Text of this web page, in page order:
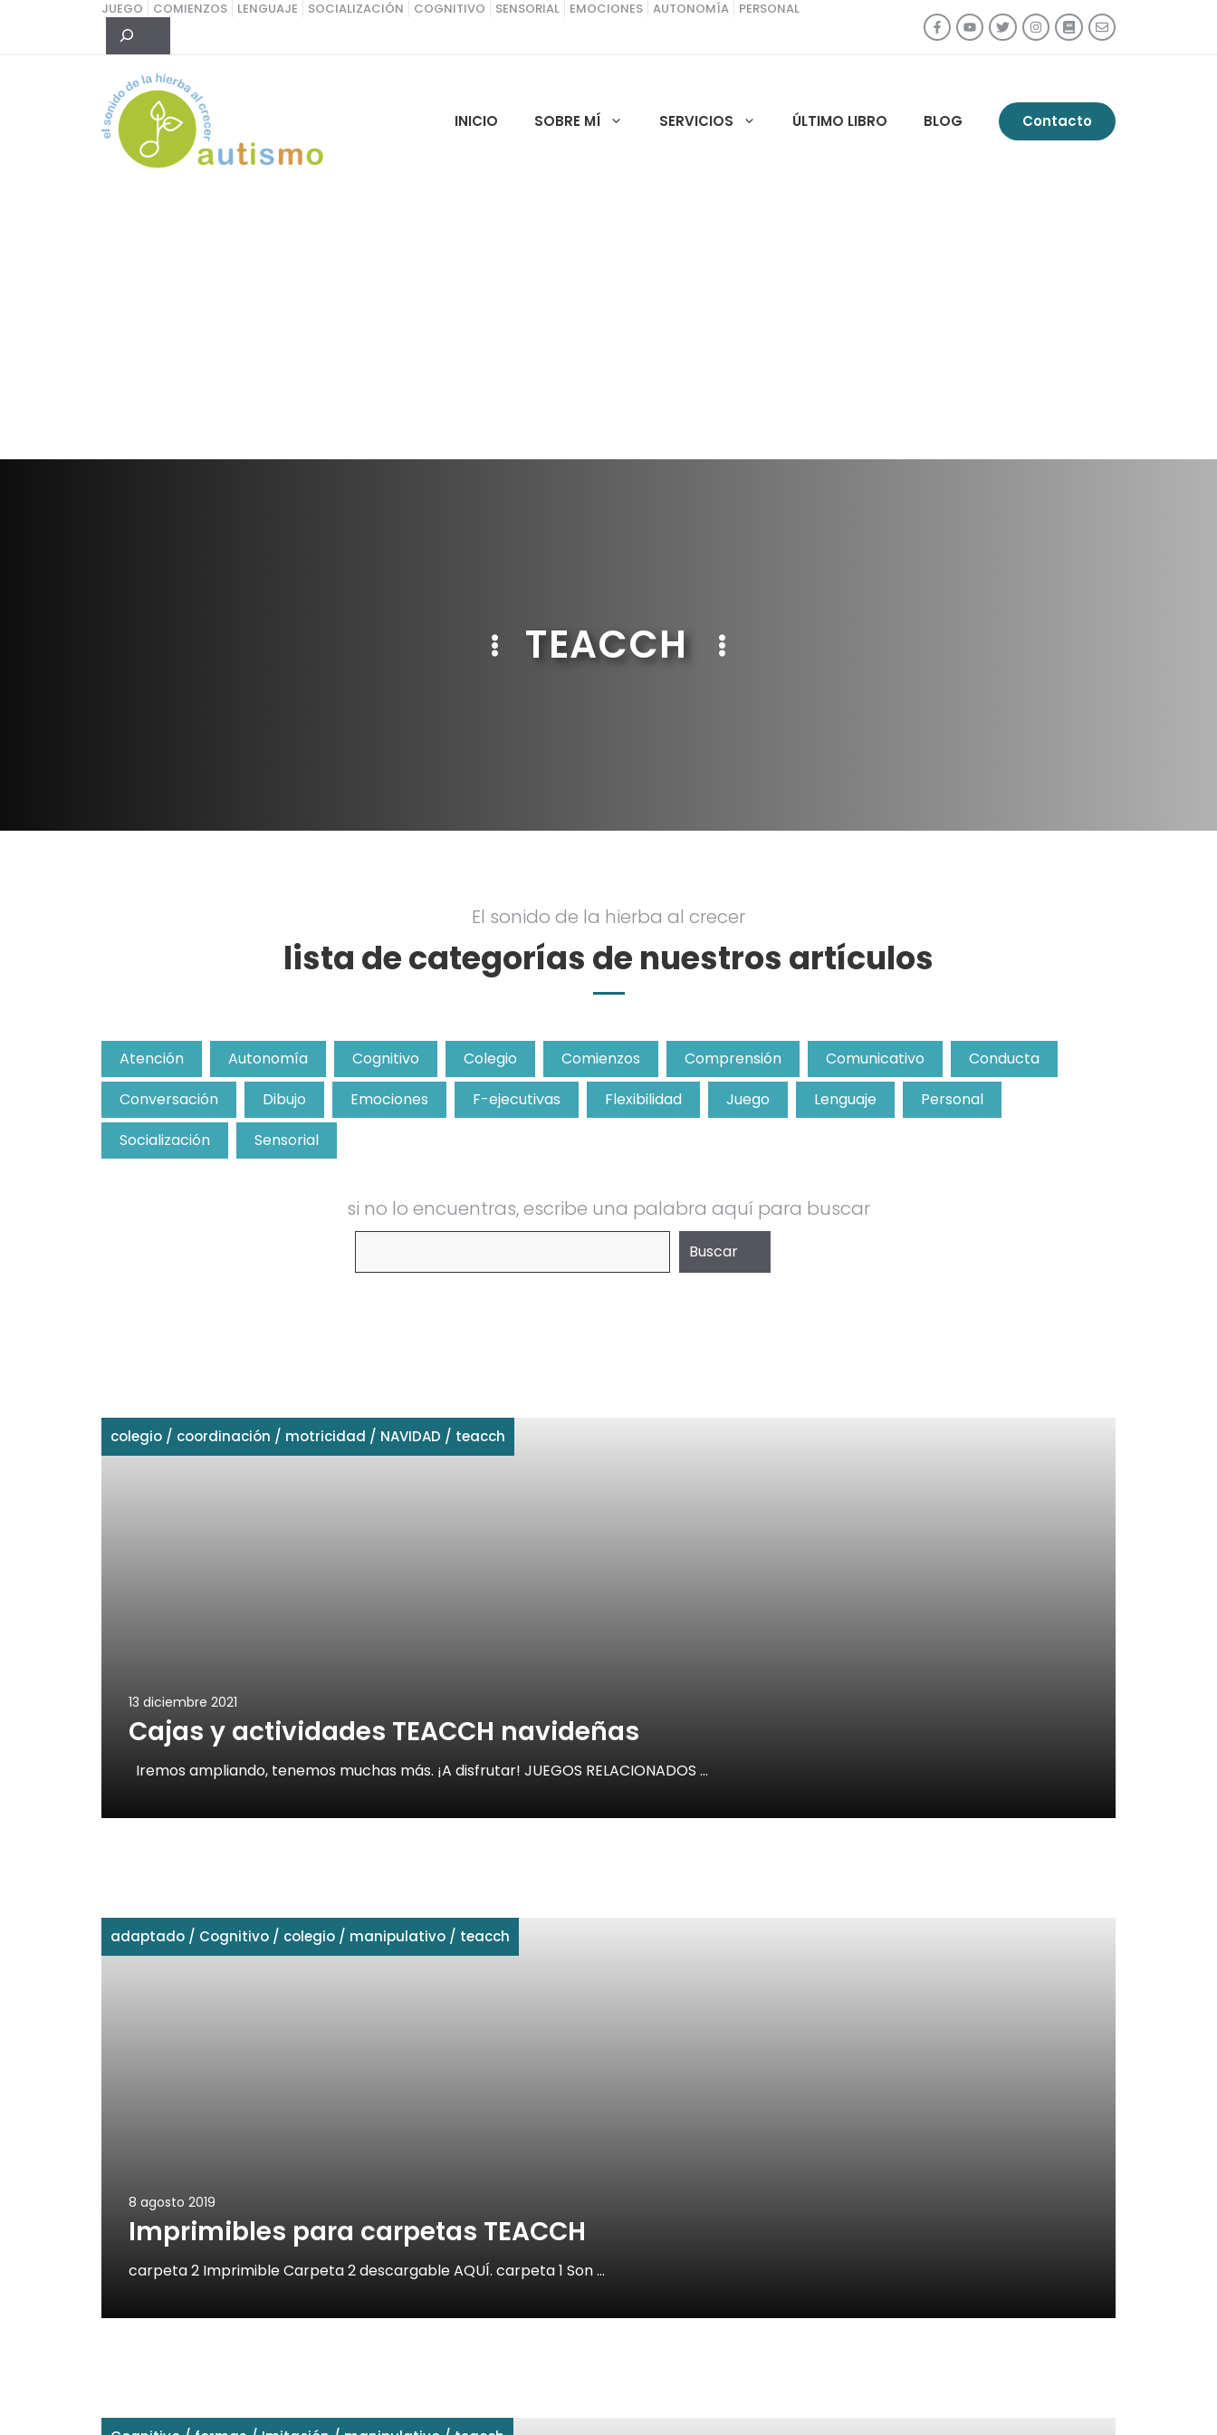
contenido
JUEGO COMIENZOS LENGUAJE SOCIALIZACIÓN COGNITIVO SENSORIAL EMOCIONES AUTONOMÍA PERSONAL
Buscar
INICIO SOBRE MÍ SERVICIOS ÚLTIMO LIBRO BLOG Contacto
TEACCH
El sonido de la hierba al crecer
lista de categorías de nuestros artículos
Atención Autonomía Cognitivo Colegio Comienzos Comprensión Comunicativo
Conducta
Conversación
Dibujo Emociones F-ejecutivas Flexibilidad Juego Lenguaje
Personal
Socialización
Sensorial
si no lo encuentras, escribe una palabra aquí para buscar
Buscar
colegio / coordinación / motricidad / NAVIDAD / teacch
13 diciembre 2021
Cajas y actividades TEACCH navideñas
Iremos ampliando, tenemos muchas más. ¡A disfrutar! JUEGOS RELACIONADOS …
adaptado / Cognitivo / colegio / manipulativo / teacch
8 agosto 2019
Imprimibles para carpetas TEACCH
carpeta 2 Imprimible Carpeta 2 descargable AQUÍ. carpeta 1 Son …